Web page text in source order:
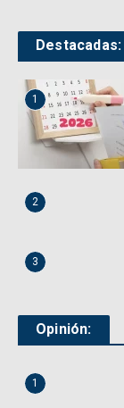
Destacadas:
1
2
3
Opinión:
1